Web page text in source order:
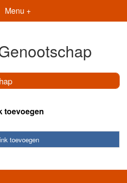
Menu +
toevoegen
toevoegen